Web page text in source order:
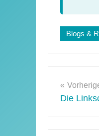
Blogs &
Die